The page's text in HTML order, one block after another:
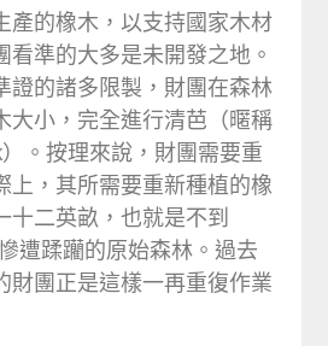
產的橡木，以支持國家木材
看準的大多是未開發之地。
證的諸多限製，財團在森林
大小，完全進行清芭（暱稱
。按理來說，財團需要重
上，其所需要重新種植的橡
十二英畝，也就是不到
遭蹂躪的原始森林。過去
財團正是這樣一再重復作業